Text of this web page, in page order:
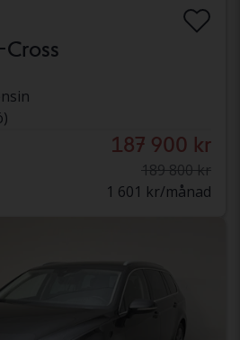
187 900 kr
189 800 kr
1 601 kr/månad